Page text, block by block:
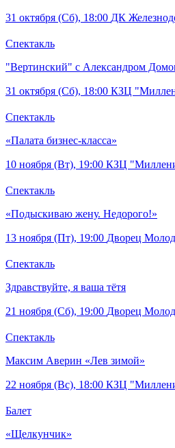
31 октября (Сб), 18:00 ДК
Спектакль
"Вертинский" с Александром
31 октября (Сб), 18:00 КЗЦ
Спектакль
«Палата бизнес-класса»
10 ноября (Вт), 19:00 КЗЦ
Спектакль
«Подыскиваю жену. Недорого!»
13 ноября (Пт), 19:00 Дворец
Спектакль
Здравствуйте, я ваша тётя
21 ноября (Сб), 19:00 Дворец
Спектакль
Максим Аверин «Лев зимой»
22 ноября (Вс), 18:00 КЗЦ
Балет
«Щелкунчик»